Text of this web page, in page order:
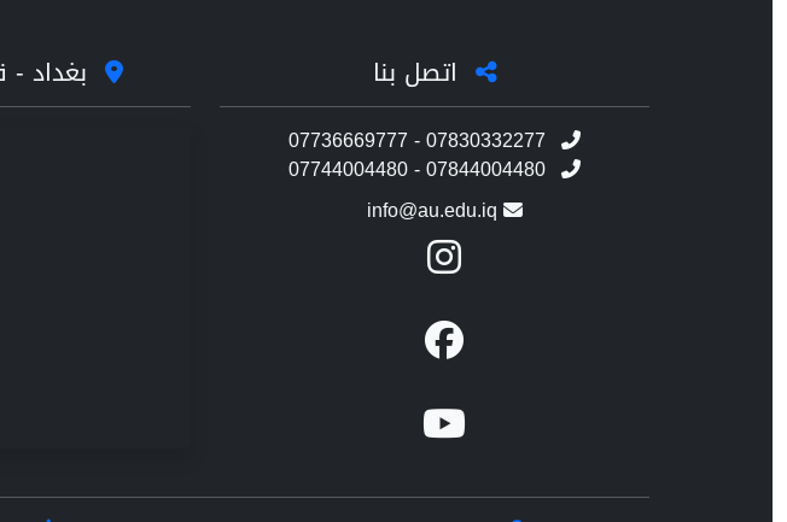
اتصل بنا
07736669777 - 07830332277
07744004480 - 07844004480
info@au.edu.iq
بغداد -